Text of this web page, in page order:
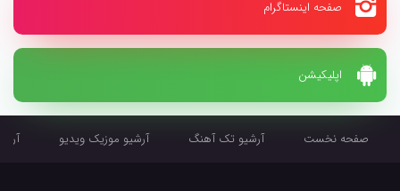
اپلیکیشن
صفحه اینستاگرام
صفحه نخست آرشیو تک آهنگ آرشیو موزیک ویدیو